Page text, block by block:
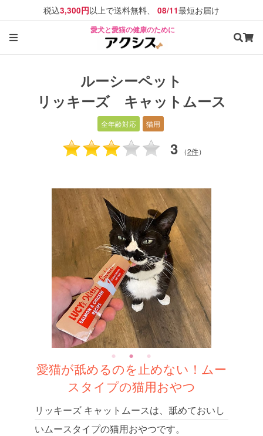
税込3,300円以上で送料無料、 08/11最短お届け
愛犬と愛猫の健康のために
ルーシーペット
リッキーズ キャットムース
全年齢対応 猫用
3 （2件）
愛猫が舐めるのを止めない！ムー
スタイプの猫用おやつ
リッキーズ キャットムースは、舐めておいし
いムースタイプの猫用おやつです。